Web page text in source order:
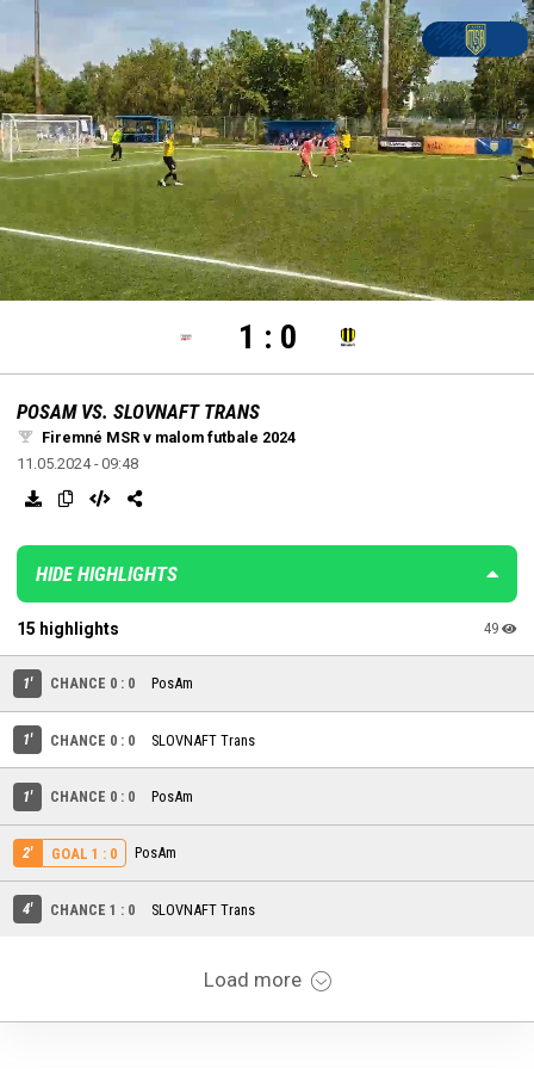
Unmute Loaded
100.00%
settings edit
1 : 0
POSAM VS. SLOVNAFT TRANS
Firemné MSR v malom futbale 2024
11.05.2024 - 09:48
HIDE HIGHLIGHTS
15 highlights 49
1' CHANCE 0 : 0 PosAm
1' CHANCE 0 : 0 SLOVNAFT Trans
1' CHANCE 0 : 0 PosAm
2' GOAL 1 : 0 PosAm
4' CHANCE 1 : 0 SLOVNAFT Trans
Load more